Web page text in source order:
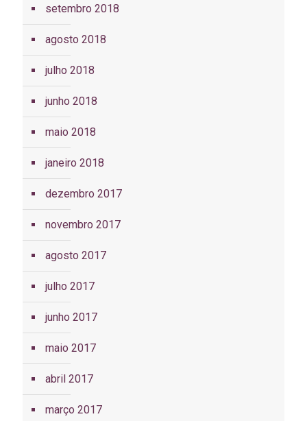
setembro 2018
agosto 2018
julho 2018
junho 2018
maio 2018
janeiro 2018
dezembro 2017
novembro 2017
agosto 2017
julho 2017
junho 2017
maio 2017
abril 2017
março 2017